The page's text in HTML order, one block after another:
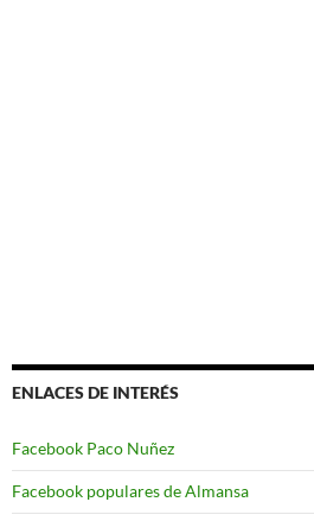
ENLACES DE INTERÉS
Facebook Paco Nuñez
Facebook populares de Almansa